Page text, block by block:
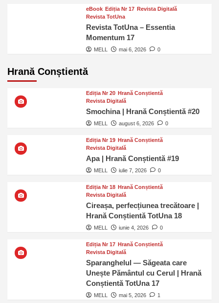
eBook Ediția Nr 17 Revista Digitală
Revista TotUna
Revista TotUna – Essentia
Momentum 17
MELL mai 6, 2026 0
Hrană Conștientă
Ediția Nr 20 Hrană Conștientă
Revista Digitală
Smochina | Hrană Conștientă #20
MELL august 6, 2026 0
Ediția Nr 19 Hrană Conștientă
Revista Digitală
Apa | Hrană Conștientă #19
MELL iulie 7, 2026 0
Ediția Nr 18 Hrană Conștientă
Revista Digitală
Cireașa, perfecțiunea trecătoare |
Hrană Conștientă TotUna 18
MELL iunie 4, 2026 0
Ediția Nr 17 Hrană Conștientă
Revista Digitală
Sparanghelul — Săgeata care
Unește Pământul cu Cerul | Hrană
Conștientă TotUna 17
MELL mai 5, 2026 1